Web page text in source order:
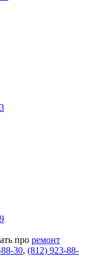
про ремонт
30, (812) 923-88-